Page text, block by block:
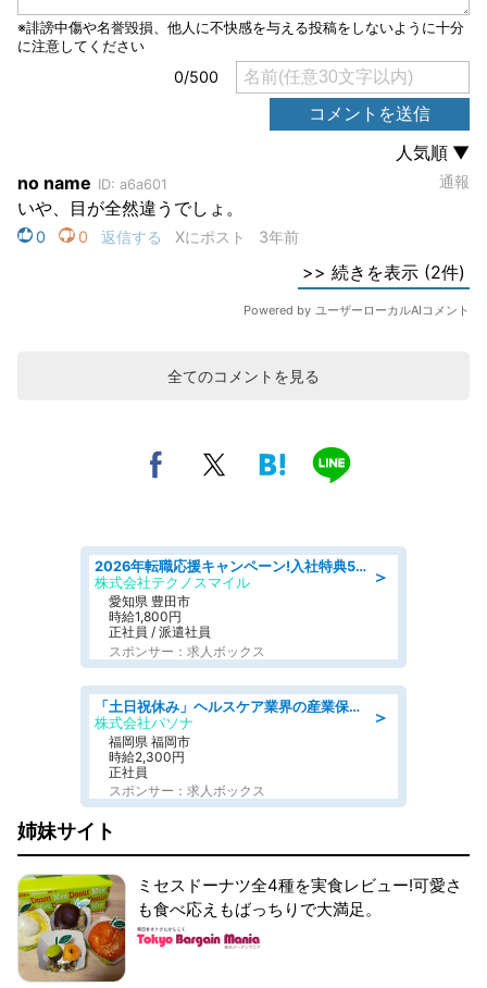
全てのコメントを見る
＞
2026年転職応援キャンペーン!入社特典58万円/デンソーで働こう!自動車工場で小型部品の検査業務 denso aichi
株式会社テクノスマイル
愛知県 豊田市
時給1,800円
正社員 / 派遣社員
スポンサー：求人ボックス
＞
「土日祝休み」ヘルスケア業界の産業保健師/高時給/未経験OK/要資格:保健師、正看護師
株式会社パソナ
福岡県 福岡市
時給2,300円
正社員
スポンサー：求人ボックス
姉妹サイト
ミセスドーナツ全4種を実食レビュー!可愛さ
も食べ応えもばっちりで大満足。